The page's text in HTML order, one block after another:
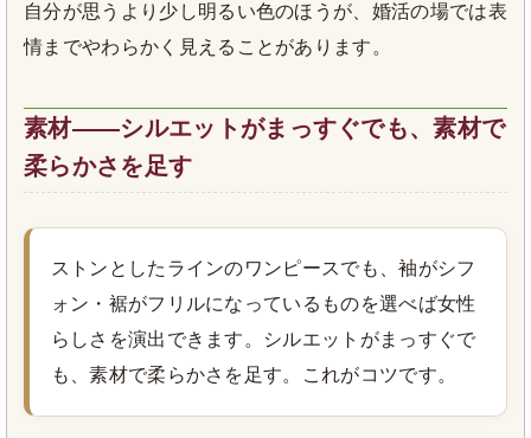
自分が思うより少し明るい色のほうが、婚活の場では表
情までやわらかく見えることがあります。
素材――シルエットがまっすぐでも、素材で
柔らかさを足す
ストンとしたラインのワンピースでも、袖がシフ
ォン・裾がフリルになっているものを選べば女性
らしさを演出できます。シルエットがまっすぐで
も、素材で柔らかさを足す。これがコツです。